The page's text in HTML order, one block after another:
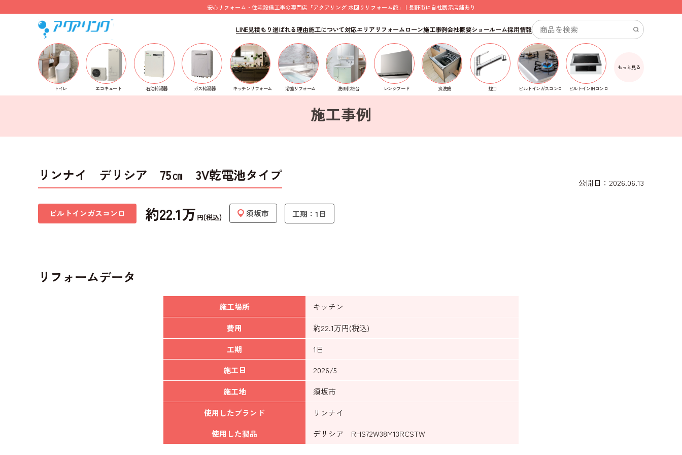
安心リフォーム・住宅設備工事の専門店「アクアリング 水回りリフォーム館」 | 長野市に自社展示店舗あり
LINE見積もり選ばれる理由施工について対応エリア リフォームローン施工事例会社概要ショールーム採用情報
トイレ エコキュート 石油給湯器 ガス給湯器 キッチンリフォーム 浴室リフォーム 洗面化粧台 レンジフード 食洗機 蛇口 ビルトインガスコンロ ビルトインIHコンロ
もっと見る
ホーム> 施工事例>ビルトインガスコンロ > リンナイ デリシア 75㎝ 3V乾電池タイプ
施工事例
リンナイ デリシア 75㎝ 3V乾電池タイプ 公開日：2026.06.13
ビルトインガスコンロ 約22.1万 円(税込) 須坂市 工期：1日
リフォームデータ
施工場所
キッチン
費用
約22.1万円(税込)
工期
1日
施工日
2026/5
施工地
須坂市
使用したブランド
リンナイ
使用した製品
デリシア RHS72W38M13RCSTW